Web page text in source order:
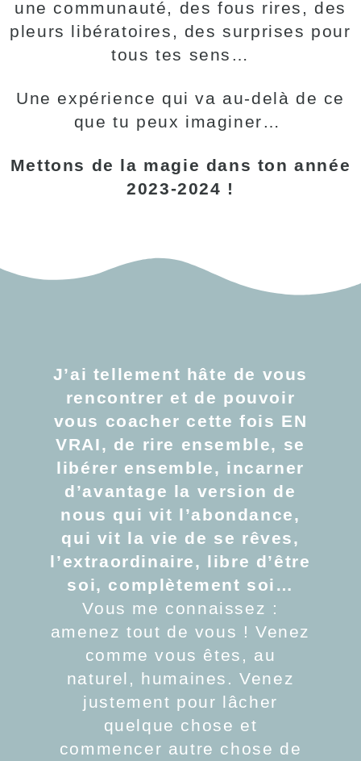
une communauté, des fous rires, des
pleurs libératoires, des surprises pour
tous tes sens…
Une expérience qui va au-delà de ce
que tu peux imaginer…
Mettons de la magie dans ton année
2023-2024 !
J’ai tellement hâte de vous
rencontrer et de pouvoir
vous coacher cette fois EN
VRAI, de rire ensemble, se
libérer ensemble, incarner
d’avantage la version de
nous qui vit l’abondance,
qui vit la vie de se rêves,
l’extraordinaire, libre d’être
soi, complètement soi…
Vous me connaissez :
amenez tout de vous ! Venez
comme vous êtes, au
naturel, humaines. Venez
justement pour lâcher
quelque chose et
commencer autre chose de